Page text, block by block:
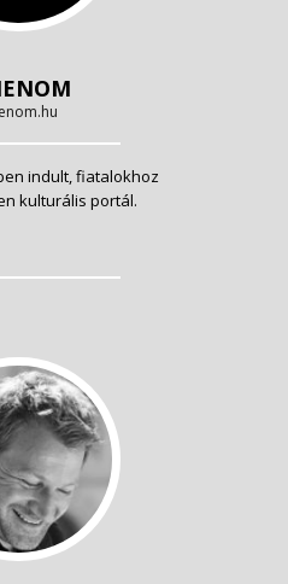
indult, fiatalokhoz
kulturális portál.